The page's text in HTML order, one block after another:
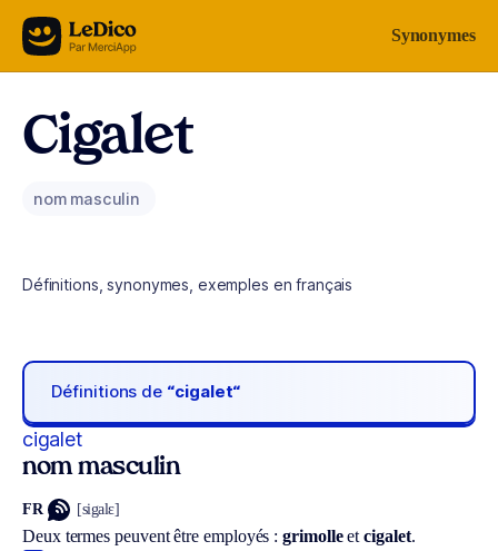
Aller au contenu Synonymes
Cigalet
nom masculin
Définitions, synonymes, exemples en français
Définitions de “cigalet“
cigalet
nom masculin
FR [sigalɛ]
Deux termes peuvent être employés :grimolleetcigalet.